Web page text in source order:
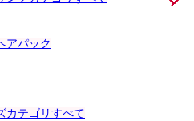
アパック
カテゴリすべて